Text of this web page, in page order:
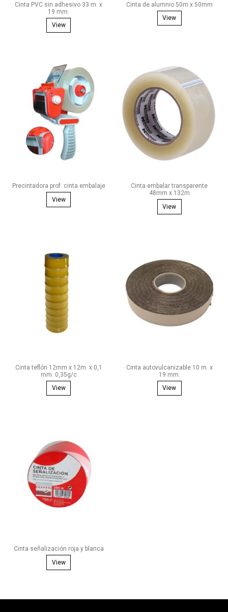
Cinta PVC sin adhesivo 33 m. x
19 mm.
View
Cinta de alumnio 50m x 50mm
View
Precintadora prof. cinta embalaje
View
Cinta embalar transparente
48mm x 132m
View
Cinta teflón 12mm x 12m. x 0,1
mm. 0,35g/c
View
Cinta autovulcanizable 10 m. x
19 mm.
View
Cinta señalización roja y blanca
View